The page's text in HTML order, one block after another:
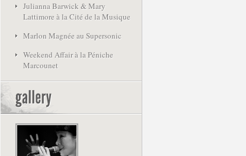
Julianna Barwick & Mary
Lattimore à la Cité de la Musique
Marlon Magnée au Supersonic
Weekend Affair à la Péniche
Marcounet